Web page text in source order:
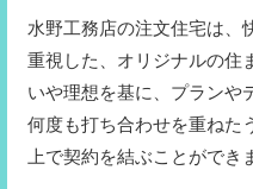
水野工務店の注文住宅は、
重視した、オリジナルの住
いや理想を基に、プランや
何度も打ち合わせを重ねた
上で契約を結ぶことができ